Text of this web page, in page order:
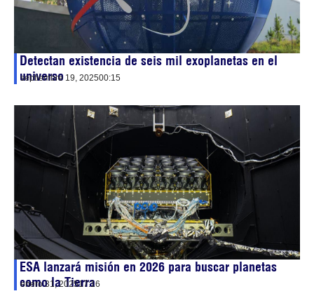
Detectan existencia de seis mil exoplanetas en el
universo
septiembre 19, 202500:15
ESA lanzará misión en 2026 para buscar planetas
como la Tierra
enero 31, 202517:16